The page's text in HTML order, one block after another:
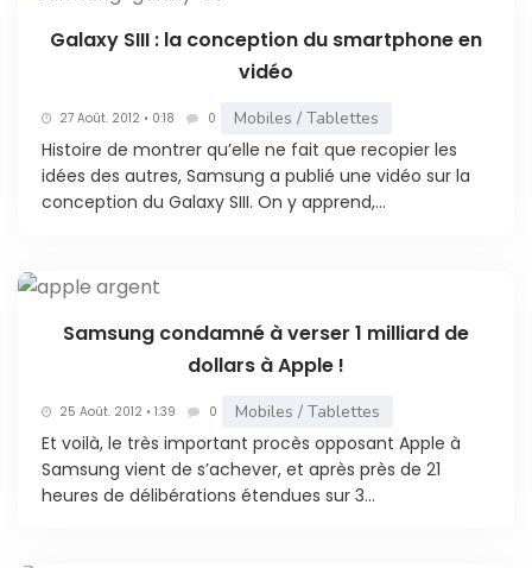
Galaxy SIII : la conception du smartphone en
vidéo
27 Août. 2012 • 0:18 0 Mobiles / Tablettes
Histoire de montrer qu’elle ne fait que recopier les
idées des autres, Samsung a publié une vidéo sur la
conception du Galaxy SIII. On y apprend,...
Samsung condamné à verser 1 milliard de
dollars à Apple !
25 Août. 2012 • 1:39 0 Mobiles / Tablettes
Et voilà, le très important procès opposant Apple à
Samsung vient de s’achever, et après près de 21
heures de délibérations étendues sur 3...